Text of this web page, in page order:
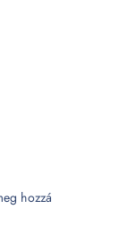
hozzá